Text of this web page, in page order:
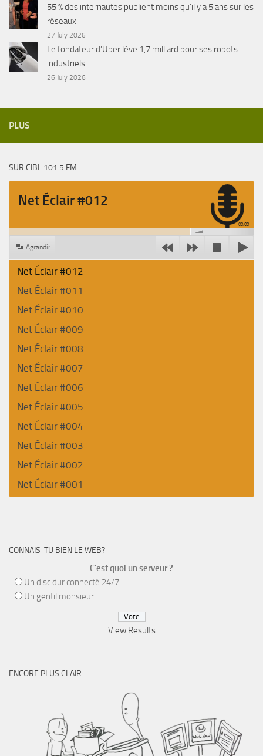
55 % des internautes publient moins qu’il y a 5 ans sur les
réseaux
27 July 2026
Le fondateur d’Uber lève 1,7 milliard pour ses robots
industriels
26 July 2026
PLUS
SUR CIBL 101.5 FM
Net Éclair #012
00:00
Agrandir
Net Éclair #012
Net Éclair #011
Net Éclair #010
Net Éclair #009
Net Éclair #008
Net Éclair #007
Net Éclair #006
Net Éclair #005
Net Éclair #004
Net Éclair #003
Net Éclair #002
Net Éclair #001
CONNAIS-TU BIEN LE WEB?
C'est quoi un serveur ?
Un disc dur connecté 24/7
Un gentil monsieur
View Results
ENCORE PLUS CLAIR